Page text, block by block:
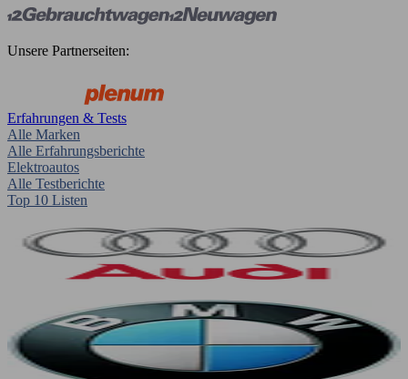
Unsere Partnerseiten:
Erfahrungen & Tests
Alle Marken
Alle Erfahrungsberichte
Elektroautos
Alle Testberichte
Top 10 Listen